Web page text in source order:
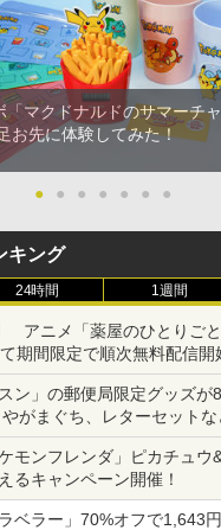
「マクドナルドのサマーチ
お先に体験してみた！
● ● ● ● ● ● ●
キング
24時間 1週間
アニメ「薬屋のひとりご
期間限定で順次無料配信開
ン」の郵便局限定グッズが
がまぐち、レターセット
モンフレンダ」ピカチュウ
るキャンペーン開催！
ベラー」70%オフで1,643